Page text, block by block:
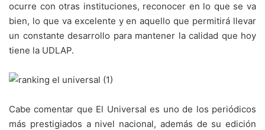
ocurre con otras instituciones, reconocer en lo que se va
bien, lo que va excelente y en aquello que permitirá llevar
un constante desarrollo para mantener la calidad que hoy
tiene la UDLAP.
Cabe comentar que El Universal es uno de los periódicos
más prestigiados a nivel nacional, además de su edición